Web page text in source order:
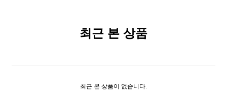
최근 본 상품
최근 본 상품이 없습니다.